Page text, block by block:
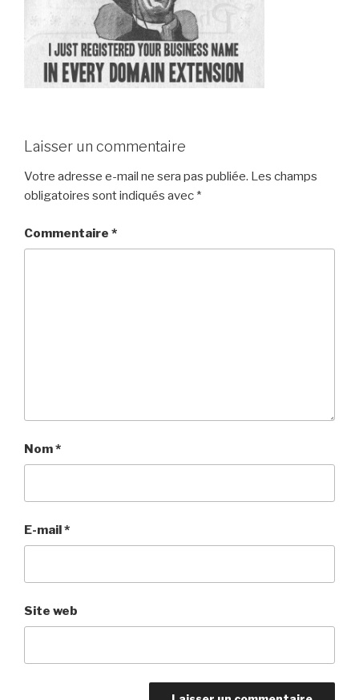
Laisser un commentaire
Votre adresse e-mail ne sera pas publiée. Les champs
obligatoires sont indiqués avec *
Commentaire *
Nom*
E-mail*
Site web